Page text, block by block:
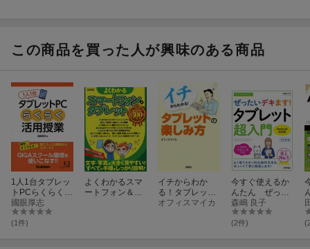
この商品を買った人が興味のある商品
1人1台タブレッ
トPCらくらく活
用授業
國眼厚志
(1件)
よくわかるスマ
ートフォン＆タ
イチからわか
る！タブレット
の楽しみ方
オフィスマイカ
今すぐ使えるか
んたん ぜった
いデキます！
タブレット超入
門 Android対
森嶋 良子
(2件)